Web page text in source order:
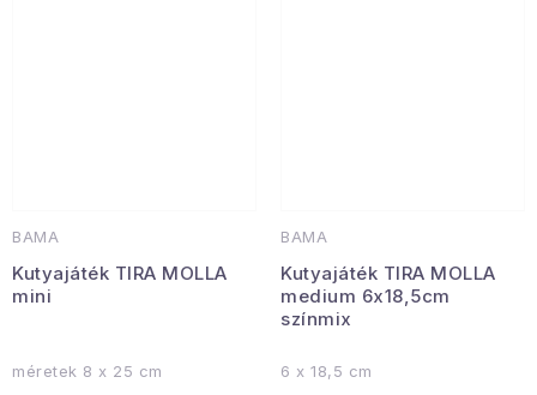
BAMA
Kutyajáték TIRA MOLLA
mini
méretek 8 x 25 cm
BAMA
Kutyajáték TIRA MOLLA
medium 6x18,5cm
színmix
6 x 18,5 cm